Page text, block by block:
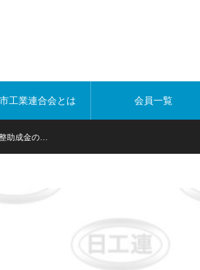
工業連合会とは 会員一覧
助成金の…